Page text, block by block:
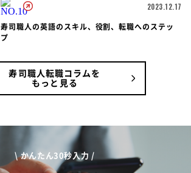
2023.12.17
寿司職人の英語のスキル、役割、転職へのステッ
プ
寿司職人転職コラムを
もっと見る
\ かんたん30秒入力 /